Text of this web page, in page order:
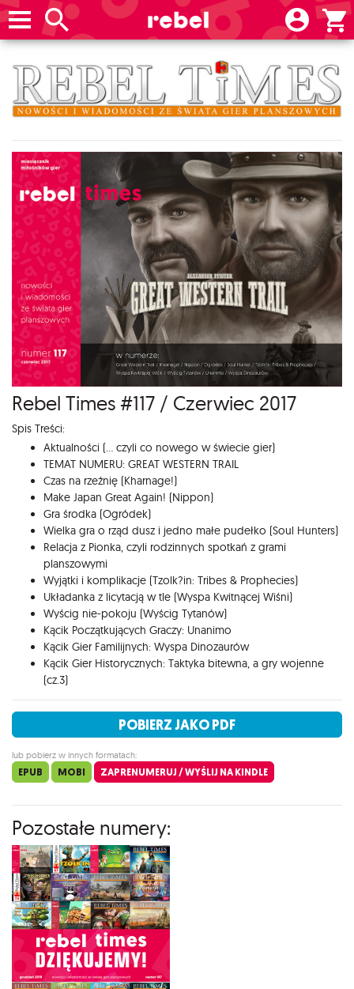
Rebel Times #117 / Czerwiec 2017
Spis Treści:
Aktualności (... czyli co nowego w świecie gier)
TEMAT NUMERU: GREAT WESTERN TRAIL
Czas na rzeźnię (Kharnage!)
Make Japan Great Again! (Nippon)
Gra środka (Ogródek)
Wielka gra o rząd dusz i jedno małe pudełko (Soul Hunters)
Relacja z Pionka, czyli rodzinnych spotkań z grami
planszowymi
Wyjątki i komplikacje (Tzolk?in: Tribes & Prophecies)
Układanka z licytacją w tle (Wyspa Kwitnącej Wiśni)
Wyścig nie-pokoju (Wyścig Tytanów)
Kącik Początkujących Graczy: Unanimo
Kącik Gier Familijnych: Wyspa Dinozaurów
Kącik Gier Historycznych: Taktyka bitewna, a gry wojenne
(cz.3)
POBIERZ JAKO PDF
lub pobierz w innych formatach:
EPUB MOBI ZAPRENUMERUJ / WYŚLIJ NA KINDLE
Pozostałe numery: